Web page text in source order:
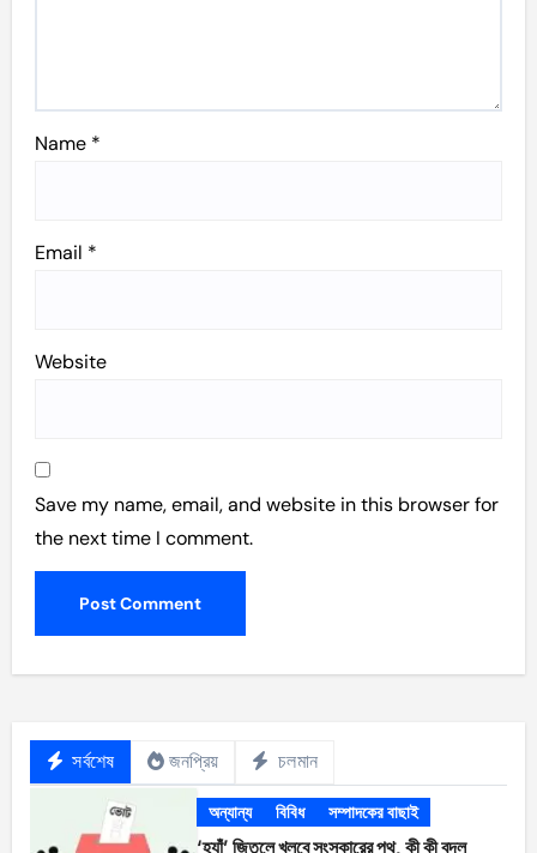
Name *
Email *
Website
Save my name, email, and website in this browser for
the next time I comment.
সর্বশেষ জনপ্রিয় চলমান
অন্যান্য বিবিধ সম্পাদকের বাছাই
‘হ্যাঁ’ জিতলে খুলবে সংস্কারের পথ, কী কী বদল